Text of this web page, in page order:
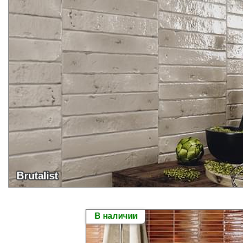
Brutalist
В наличии